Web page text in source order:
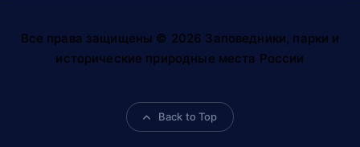
Все права защищены © 2026 Заповедники, парки и
исторические природные места России
Back to Top